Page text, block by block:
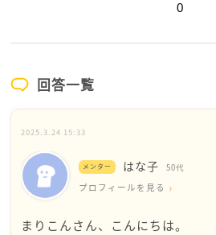
0
回答一覧
2025.3.24 15:33
メンター はな子 50代
プロフィールを見る
まりこんさん、こんにちは。